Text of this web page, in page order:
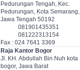
Pedurungan Tengah, Kec.
Pedurungan, Kota Semarang,
Jawa Tengah 50192
081901435351
081222313154
Fax : 024 7641 3369
Raja Kantor Bogor
Jl. KH. Abdullah Bin Nuh kota
bogor, Jawa Barat